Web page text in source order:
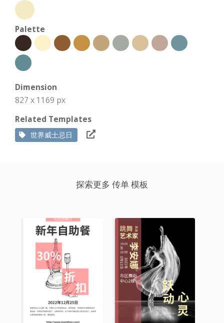
Palette
Dimension
827 x 1169 px
Related Templates
世界威士忌日
探索更多 传单 模板